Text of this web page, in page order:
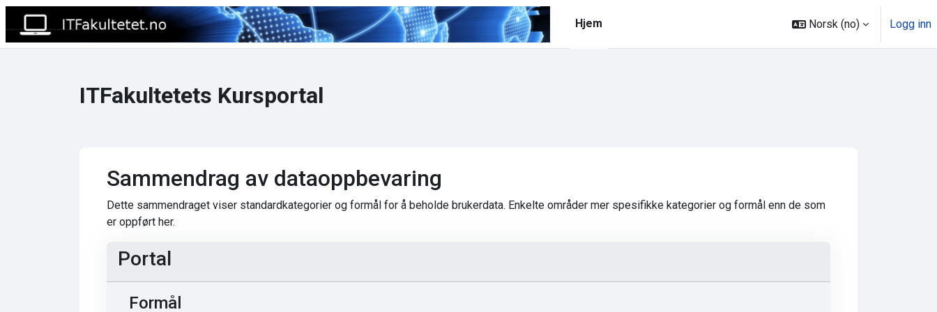
Gå til hovedinnhold
Hjem
Norsk ‎(no)‎ Logg inn
ITFakultetets Kursportal
Sammendrag av dataoppbevaring
Dette sammendraget viser standardkategorier og formål for å beholde brukerdata. Enkelte områder mer spesifikke kategorier og formål enn de som
er oppført her.
Portal
Formål